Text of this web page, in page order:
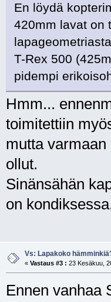
En löydä
420mm lavat on
T-Rex 500
pidempi
Hmm...
toimitettiin
mutta
ollut.
Sinänsähän
on
Vs: Lapakoko
« Vastaus #3 : 23 Kesäkuu,
Ennen vanhaa